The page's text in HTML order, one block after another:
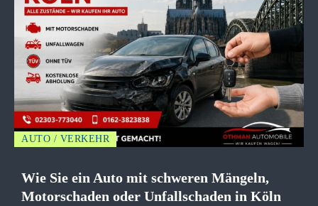
AUTO / VERKEHR
Wie Sie ein Auto mit schweren Mängeln,
Motorschaden oder Unfallschaden in Köln